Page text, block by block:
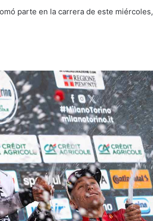
parte en la carrera de este miércoles,